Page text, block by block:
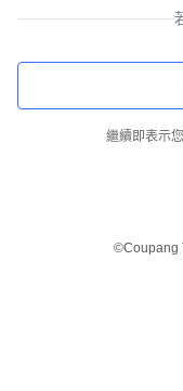
繼續即表示
©Coupang